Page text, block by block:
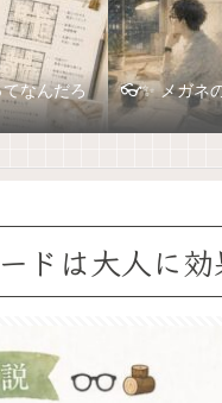
なんだろ
👓✨ メガネ
ドは大人に